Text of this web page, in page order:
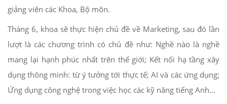
giảng viên các Khoa, Bộ môn.
Tháng 6, khoa sẽ thực hiện chủ đề về Marketing, sau đó lần
lượt là các chương trình có chủ đề như: Nghề nào là nghề
mang lại hạnh phúc nhất trên thế giới; Kết nối hạ tầng xây
dụng thông minh: từ ý tưởng tới thực tế; AI và các ứng dụng;
Ứng dụng công nghệ trong việc học các kỹ năng tiếng Anh…